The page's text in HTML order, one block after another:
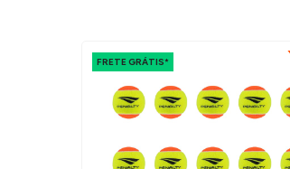
FRETE GRÁTIS*